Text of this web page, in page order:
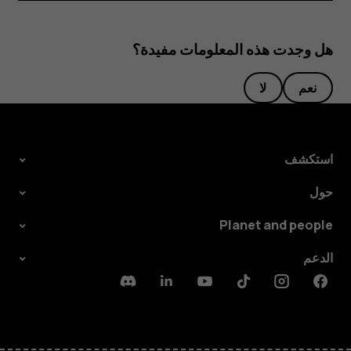
هل وجدت هذه المعلومات مفيدة؟
نعم لا
استكشف
حول
Planet and people
الدعم
Facebook
Instagram
Tiktok
Youtube
Linkedin
Discord